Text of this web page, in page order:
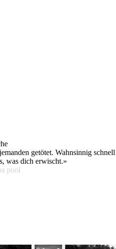
getötet. Wahnsinnig schnell
was dich erwischt.»
pool